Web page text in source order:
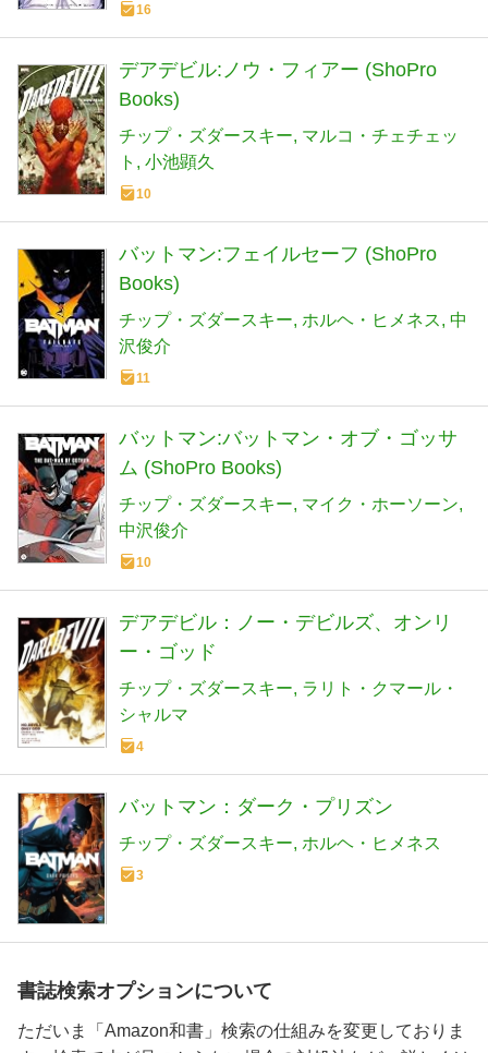
16
デアデビル:ノウ・フィアー (ShoPro
Books)
チップ・ズダースキー マルコ・チェチェッ
ト
小池顕久
10
バットマン:フェイルセーフ (ShoPro
Books)
チップ・ズダースキー ホルヘ・ヒメネス 中
沢俊介
11
バットマン:バットマン・オブ・ゴッサ
ム (ShoPro Books)
チップ・ズダースキー マイク・ホーソーン
中沢俊介
10
デアデビル：ノー・デビルズ、オンリ
ー・ゴッド
チップ・ズダースキー ラリト・クマール・
シャルマ
4
バットマン：ダーク・プリズン
チップ・ズダースキー ホルヘ・ヒメネス
3
書誌検索オプションについて
ただいま「Amazon和書」検索の仕組みを変更しておりま